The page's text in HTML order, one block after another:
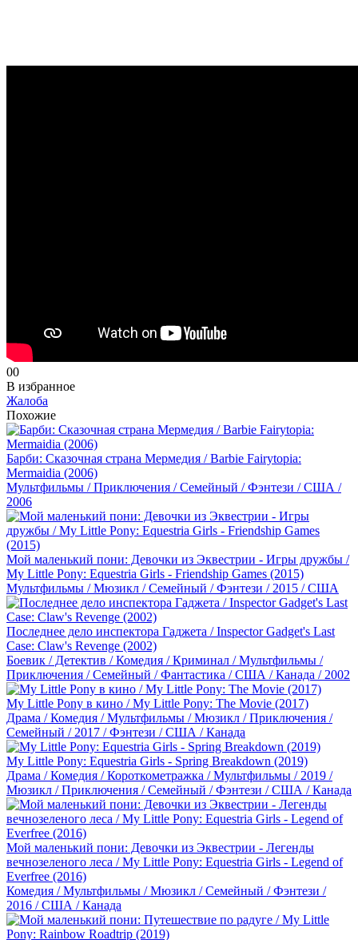
00
В избранное
Жалоба
Похожие
Барби: Сказочная страна Мермедия / Barbie Fairytopia:
Mermaidia (2006)
Мультфильмы / Приключения / Семейный / Фэнтези / США /
2006
Мой маленький пони: Девочки из Эквестрии - Игры дружбы /
My Little Pony: Equestria Girls - Friendship Games (2015)
Мультфильмы / Мюзикл / Семейный / Фэнтези / 2015 / США
Последнее дело инспектора Гаджета / Inspector Gadget's Last
Case: Claw's Revenge (2002)
Боевик / Детектив / Комедия / Криминал / Мультфильмы /
Приключения / Семейный / Фантастика / США / Канада / 2002
My Little Pony в кино / My Little Pony: The Movie (2017)
Драма / Комедия / Мультфильмы / Мюзикл / Приключения /
Семейный / 2017 / Фэнтези / США / Канада
My Little Pony: Equestria Girls - Spring Breakdown (2019)
Драма / Комедия / Короткометражка / Мультфильмы / 2019 /
Мюзикл / Приключения / Семейный / Фэнтези / США / Канада
Мой маленький пони: Девочки из Эквестрии - Легенды
вечнозеленого леса / My Little Pony: Equestria Girls - Legend of
Everfree (2016)
Комедия / Мультфильмы / Мюзикл / Семейный / Фэнтези /
2016 / США / Канада